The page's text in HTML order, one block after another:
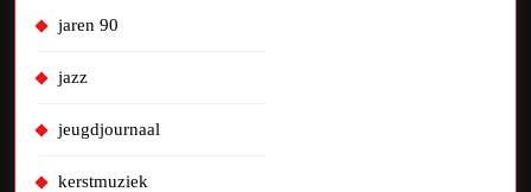
jaren 90
jazz
jeugdjournaal
kerstmuziek